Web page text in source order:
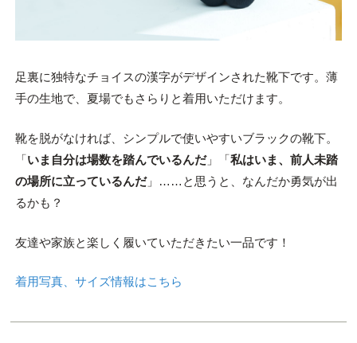
足裏に独特なチョイスの漢字がデザインされた靴下です。薄
手の生地で、夏場でもさらりと着用いただけます。
靴を脱がなければ、シンプルで使いやすいブラックの靴下。
「いま自分は場数を踏んでいるんだ」「私はいま、前人未踏
の場所に立っているんだ」……と思うと、なんだか勇気が出
るかも？
友達や家族と楽しく履いていただきたい一品です！
着用写真、サイズ情報はこちら